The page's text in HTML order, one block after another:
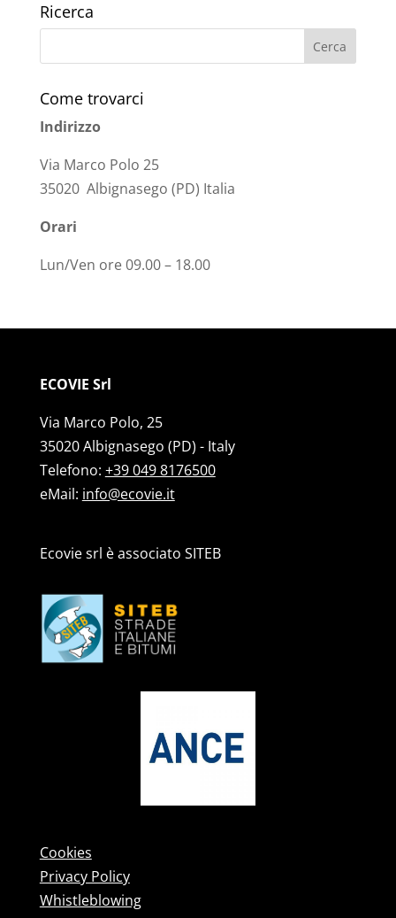
Ricerca
Come trovarci
Indirizzo
Via Marco Polo 25
35020 Albignasego (PD) Italia
Orari
Lun/Ven ore 09.00 – 18.00
ECOVIE Srl
Via Marco Polo, 25
35020 Albignasego (PD) - Italy
Telefono: +39 049 8176500
eMail: info@ecovie.it
Ecovie srl è associato SITEB
Cookies
Privacy Policy
Whistleblowing